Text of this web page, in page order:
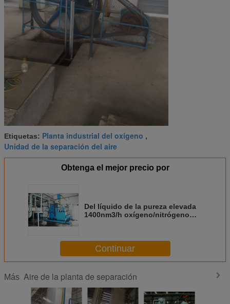
Etiquetas: Planta industrial del oxígeno ,
Unidad de la separación del aire
Obtenga el mejor precio por
Del líquido de la pureza elevada
1400nm3/h oxígeno/nitrógeno
O2/2000nm3/h que genera la
máquina
Continuar
Más Aire de la planta de separación